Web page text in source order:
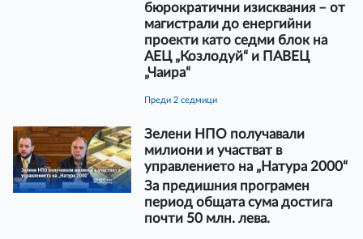
бюрократични изисквания – от
магистрали до енергийни
проекти като седми блок на
АЕЦ „Козлодуй“ и ПАВЕЦ
„Чаира“
преди 2 седмици
Зелени НПО получавали
милиони и участват в
управлението на „Натура 2000“
За предишния програмен
период общата сума достига
почти 50 млн. лева.